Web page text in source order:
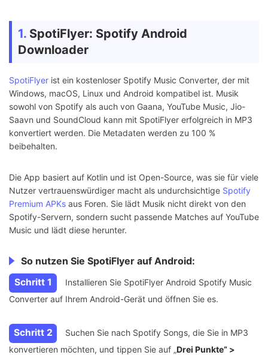
1. SpotiFlyer: Spotify Android
Downloader
SpotiFlyer ist ein kostenloser Spotify Music Converter, der mit
Windows, macOS, Linux und Android kompatibel ist. Musik
sowohl von Spotify als auch von Gaana, YouTube Music, Jio-
Saavn und SoundCloud kann mit SpotiFlyer erfolgreich in MP3
konvertiert werden. Die Metadaten werden zu 100 %
beibehalten.
Die App basiert auf Kotlin und ist Open-Source, was sie für viele
Nutzer vertrauenswürdiger macht als undurchsichtige Spotify
Premium APKs aus Foren. Sie lädt Musik nicht direkt von den
Spotify-Servern, sondern sucht passende Matches auf YouTube
Music und lädt diese herunter.
So nutzen Sie SpotiFlyer auf Android:
Schritt 1
Installieren Sie SpotiFlyer Android Spotify Music
Converter auf Ihrem Android-Gerät und öffnen Sie es.
Schritt 2
Suchen Sie nach Spotify Songs, die Sie in MP3
konvertieren möchten, und tippen Sie auf „Drei Punkte“ >